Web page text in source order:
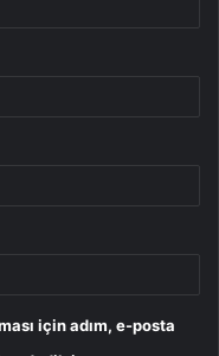
için adım, e-posta